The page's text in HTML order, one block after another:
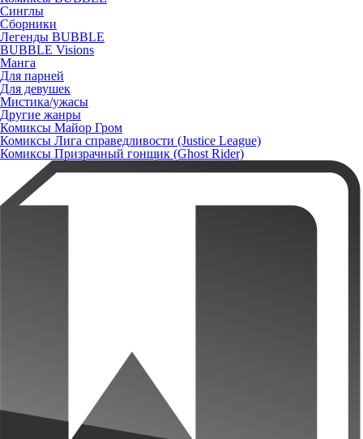
Синглы
Сборники
Легенды BUBBLE
BUBBLE Visions
Манга
Для парней
Для девушек
Мистика/ужасы
Другие жанры
Комиксы Майор Гром
Комиксы Лига справедливости (Justice League)
Комиксы Призрачный гонщик (Ghost Rider)